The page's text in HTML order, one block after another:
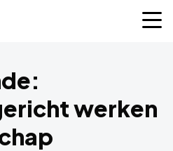
werken